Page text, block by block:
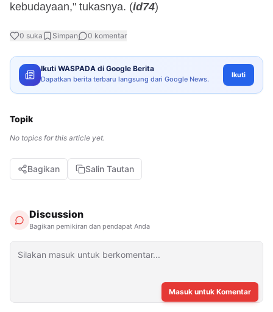
kebudayaan," tukasnya. (id74)
0 suka Simpan 0 komentar
Ikuti WASPADA di Google Berita
Dapatkan berita terbaru langsung dari Google News. Ikuti
Topik
No topics for this article yet.
Bagikan Salin Tautan
Discussion
Bagikan pemikiran dan pendapat Anda
Masuk untuk Komentar